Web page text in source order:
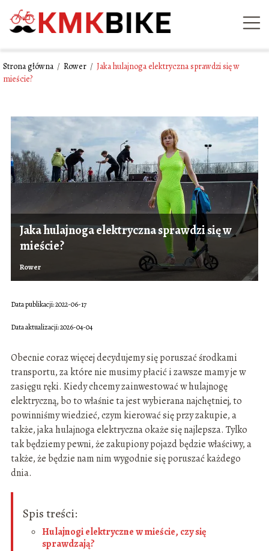
Strona główna / Rower / Jaka hulajnoga elektryczna sprawdzi się w
mieście?
Jaka hulajnoga elektryczna sprawdzi się w
mieście?
Rower
Data publikacji: 2022-06-17
Data aktualizacji: 2026-04-04
Obecnie coraz więcej decydujemy się poruszać środkami
transportu, za które nie musimy płacić i zawsze mamy je w
zasięgu ręki. Kiedy chcemy zainwestować w hulajnogę
elektryczną, bo to właśnie ta jest wybierana najchętniej, to
powinniśmy wiedzieć, czym kierować się przy zakupie, a
także, jaka hulajnoga elektryczna okaże się najlepsza. Tylko
tak będziemy pewni, że zakupiony pojazd będzie właściwy, a
także, że będzie nam nim wygodnie się poruszać każdego
dnia.
Spis treści:
Hulajnogi elektryczne w mieście, czy się
sprawdzają?